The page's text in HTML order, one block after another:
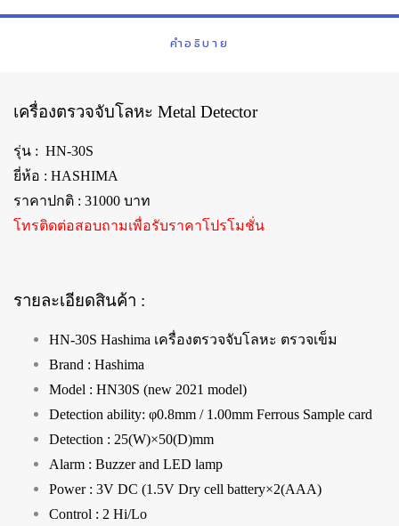
คำอธิบาย
เครื่องตรวจจับโลหะ Metal Detector
รุ่น : HN-30S
ยี่ห้อ : HASHIMA
ราคาปกติ : 31000 บาท
โทรติดต่อสอบถามเพื่อรับราคาโปรโมชั่น
รายละเอียดสินค้า :
HN-30S Hashima เครื่องตรวจจับโลหะ ตรวจเข็ม
Brand : Hashima
Model : HN30S (new 2021 model)
Detection ability: φ0.8mm / 1.00mm Ferrous Sample card
Detection : 25(W)×50(D)mm
Alarm : Buzzer and LED lamp
Power : 3V DC (1.5V Dry cell battery×2(AAA)
Control : 2 Hi/Lo